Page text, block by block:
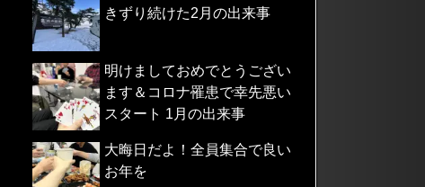
きずり続けた2月の出来事
明けましておめでとうござい
ます＆コロナ罹患で幸先悪い
スタート 1月の出来事
大晦日だよ！全員集合で良い
お年を